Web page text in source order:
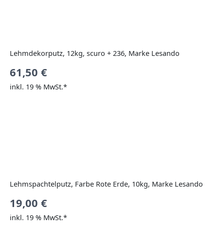
Lehmdekorputz, 12kg, scuro + 236, Marke Lesando
61,50 €
inkl. 19 % MwSt.*
Lehmspachtelputz, Farbe Rote Erde, 10kg, Marke Lesando
19,00 €
inkl. 19 % MwSt.*